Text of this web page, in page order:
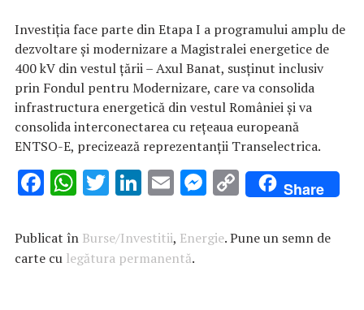
Investiţia face parte din Etapa I a programului amplu de
dezvoltare şi modernizare a Magistralei energetice de
400 kV din vestul ţării – Axul Banat, susţinut inclusiv
prin Fondul pentru Modernizare, care va consolida
infrastructura energetică din vestul României şi va
consolida interconectarea cu reţeaua europeană
ENTSO-E, precizează reprezentanţii Transelectrica.
F
e
b
W
at
s
T
it
te
Li
k
e
E
ai
l
M
se
C
o
p
Share
Publicat în Burse/Investitii, Energie. Pune un semn de
carte cu legătura permanentă.